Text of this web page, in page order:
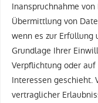
Inanspruchnahme
Übermittlung von
wenn es zur Erfüllung
Grundlage Ihrer
Verpflichtung oder
Interessen geschieht.
vertraglicher